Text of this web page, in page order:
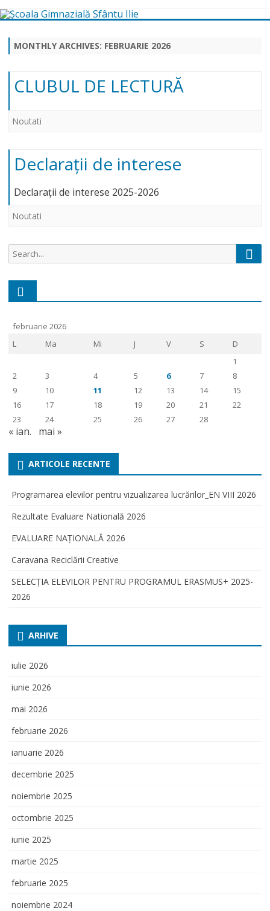
Skip
content
MONTHLY ARCHIVES: FEBRUARIE 2026
CLUBUL DE LECTURĂ
Noutati
Declaraţii de interese
Declaraţii de interese 2025-2026
Noutati
Search
for:
februarie 2026
L
Ma Mi J V S
D
1
2
3 4 5 6 7
8
9
10 11 12 13 14
15
16
17 18 19 20 21
22
23
24 25 26 27 28
« ian. mai »
ARTICOLE RECENTE
Programarea elevilor pentru vizualizarea lucrărilor_EN VIII 2026
Rezultate Evaluare Natională 2026
EVALUARE NAŢIONALĂ 2026
Caravana Reciclării Creative
SELECŢIA ELEVILOR PENTRU PROGRAMUL ERASMUS+ 2025-
2026
ARHIVE
iulie 2026
iunie 2026
mai 2026
februarie 2026
ianuarie 2026
decembrie 2025
noiembrie 2025
octombrie 2025
iunie 2025
martie 2025
februarie 2025
noiembrie 2024